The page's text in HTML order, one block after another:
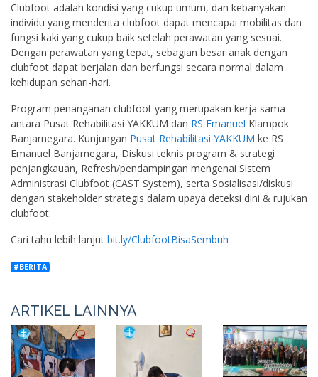
Clubfoot adalah kondisi yang cukup umum, dan kebanyakan
individu yang menderita clubfoot dapat mencapai mobilitas dan
fungsi kaki yang cukup baik setelah perawatan yang sesuai.
Dengan perawatan yang tepat, sebagian besar anak dengan
clubfoot dapat berjalan dan berfungsi secara normal dalam
kehidupan sehari-hari.
Program penanganan clubfoot yang merupakan kerja sama
antara Pusat Rehabilitasi YAKKUM dan RS Emanuel Klampok
Banjarnegara. Kunjungan Pusat Rehabilitasi YAKKUM ke RS
Emanuel Banjarnegara, Diskusi teknis program & strategi
penjangkauan, Refresh/pendampingan mengenai Sistem
Administrasi Clubfoot (CAST System), serta Sosialisasi/diskusi
dengan stakeholder strategis dalam upaya deteksi dini & rujukan
clubfoot.
Cari tahu lebih lanjut bit.ly/ClubfootBisaSembuh
#BERITA
ARTIKEL LAINNYA